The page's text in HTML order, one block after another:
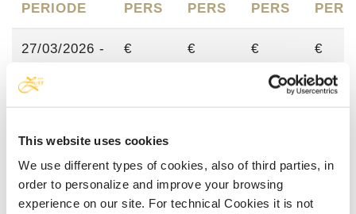
This website uses cookies
We use different types of cookies, also of third parties, in
order to personalize and improve your browsing
experience on our site. For technical Cookies it is not
PERIODE
PERS
PERS
PERS
PERS
27/03/2026 -
€
€
€
€
13/05/2026
€
€
€
€
02/07/2026
- 09/07/2026
€
214,75
€
237,40
€
260,05
€